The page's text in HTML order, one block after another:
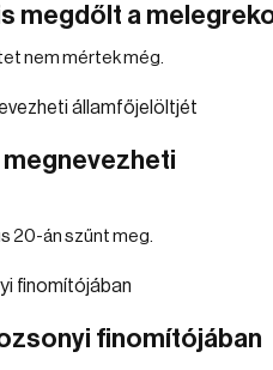
megdőlt a
nem mértek még.
megnevezheti
20-án szűnt meg.
finomítójában